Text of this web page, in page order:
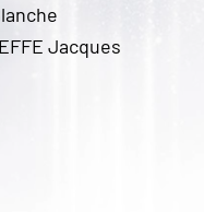
Jacques